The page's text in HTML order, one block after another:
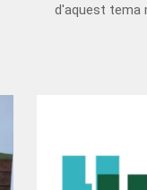
d'aquest tema